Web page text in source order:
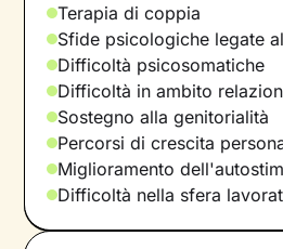
Terapia di coppia
Sfide psicologiche legate
Difficoltà psicosomatiche
Difficoltà in ambito
Sostegno alla genitorialità
Percorsi di crescita
Miglioramento
Difficoltà nella sfera